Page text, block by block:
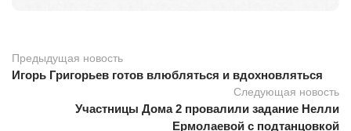
Предыдущая новость
Игорь Григорьев готов влюбляться и вдохновляться
Следующая новость
Участницы Дома 2 провалили задание Нелли
Ермолаевой с подтанцовкой